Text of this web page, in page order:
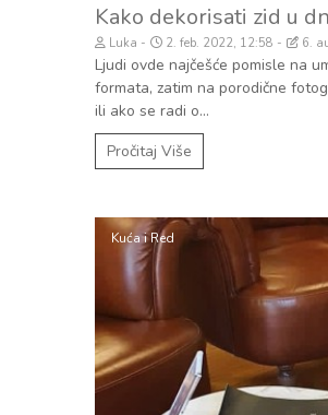
Kako dekorisati zid u
Luka 2. feb. 2022, 12:58 6.
Ljudi ovde najčešće pomisle na
formata, zatim na porodične
ili ako se radi o...
Pročitaj Više
Kuća i Red